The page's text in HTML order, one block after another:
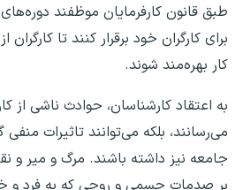
طبق قانون کارفرمایان موظفند
برای کارگران خود برقرار کنند تا
کار بهره‌مند شوند.
به اعتقاد کارشناسان، حوادث ناشی از
می‌رسانند، بلکه می‌توانند تاثیرات
جامعه نیز داشته باشند. مرگ و میر و
بر صدمات جسمی و روحی که به فرد و